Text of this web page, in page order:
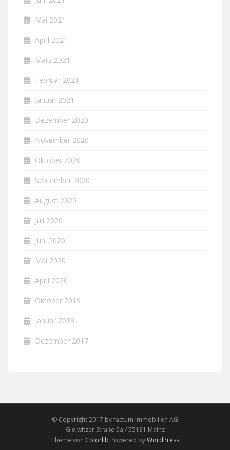
Mai 2021
April 2021
März 2021
Februar 2021
Januar 2021
Dezember 2020
November 2020
Oktober 2020
September 2020
August 2020
Juli 2020
Juni 2020
Mai 2020
April 2020
Oktober 2019
Januar 2018
Dezember 2017
© Copyright 2017 by factum Immobilien AG
Gleiwitzer Straße 5a / 55131 Mainz
Theme von Colorlib Powered byWordPress